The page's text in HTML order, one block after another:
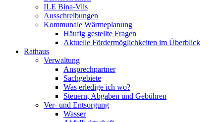
ILE Bina-Vils
Ausschreibungen
Kommunale Wärmeplanung
Häufig gestellte Fragen
Aktuelle Fördermöglichkeiten im Überblick
Rathaus
Verwaltung
Ansprechpartner
Sachgebiete
Was erledige ich wo?
Steuern, Abgaben und Gebühren
Ver- und Entsorgung
Wasser